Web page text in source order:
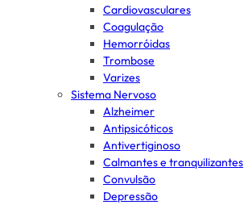
Cardiovasculares
Coagulação
Hemorróidas
Trombose
Varizes
Sistema Nervoso
Alzheimer
Antipsicóticos
Antivertiginoso
Calmantes e tranquilizantes
Convulsão
Depressão